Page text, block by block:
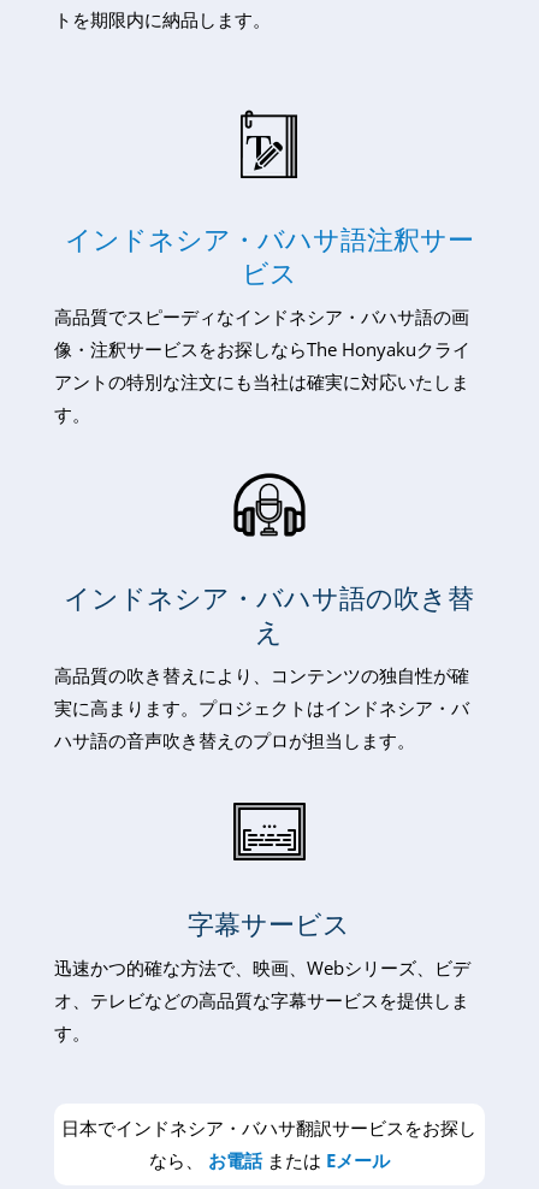
トを期限内に納品します。
インドネシア・バハサ語注釈サー
ビス
高品質でスピーディなインドネシア・バハサ語の画
像・注釈サービスをお探しならThe Honyakuクライ
アントの特別な注文にも当社は確実に対応いたしま
す。
インドネシア・バハサ語の吹き替
え
高品質の吹き替えにより、コンテンツの独自性が確
実に高まります。プロジェクトはインドネシア・バ
ハサ語の音声吹き替えのプロが担当します。
字幕サービス
迅速かつ的確な方法で、映画、Webシリーズ、ビデ
オ、テレビなどの高品質な字幕サービスを提供しま
す。
日本でインドネシア・バハサ翻訳サービスをお探し
なら、 お電話または Eメール